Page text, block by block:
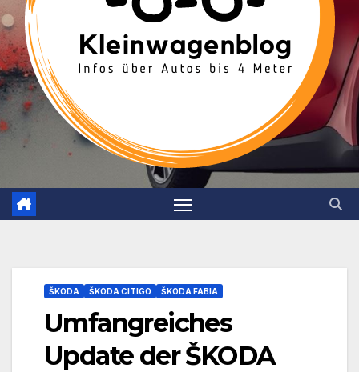
ŠKODA ŠKODA CITIGO ŠKODA FABIA
Umfangreiches
Update der ŠKODA